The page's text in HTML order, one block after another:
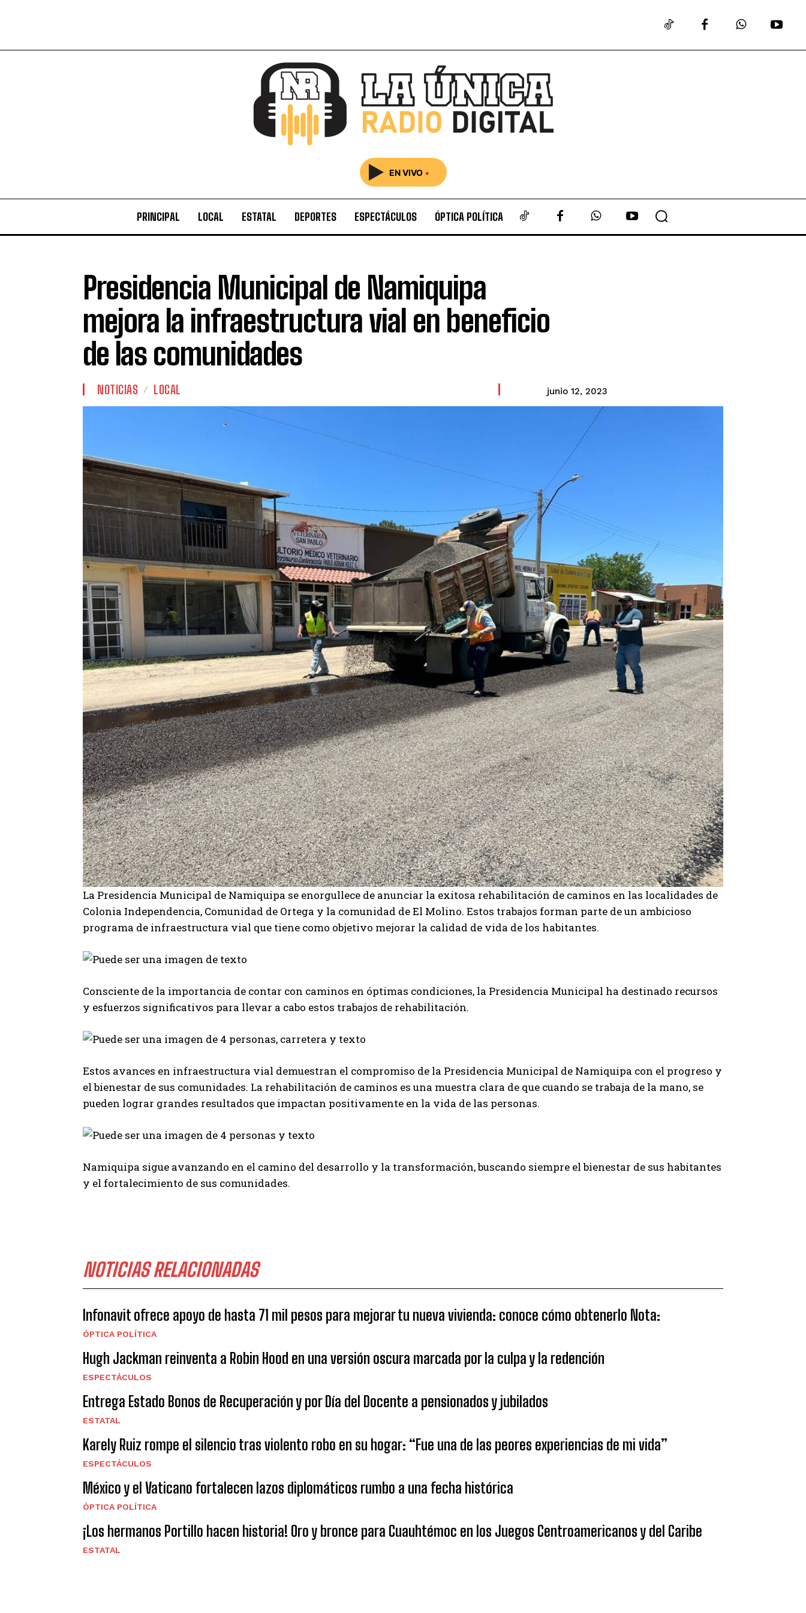
EN VIVO •
PRINCIPAL LOCAL ESTATAL DEPORTES ESPECTÁCULOS ÓPTICA POLÍTICA
Presidencia Municipal de Namiquipa
mejora la infraestructura vial en beneficio
de las comunidades
NOTICIAS LOCAL junio 12, 2023
La Presidencia Municipal de Namiquipa se enorgullece de anunciar la exitosa rehabilitación de caminos en las localidades de
Colonia Independencia, Comunidad de Ortega y la comunidad de El Molino. Estos trabajos forman parte de un ambicioso
programa de infraestructura vial que tiene como objetivo mejorar la calidad de vida de los habitantes.
Consciente de la importancia de contar con caminos en óptimas condiciones, la Presidencia Municipal ha destinado recursos
y esfuerzos significativos para llevar a cabo estos trabajos de rehabilitación.
Estos avances en infraestructura vial demuestran el compromiso de la Presidencia Municipal de Namiquipa con el progreso y
el bienestar de sus comunidades. La rehabilitación de caminos es una muestra clara de que cuando se trabaja de la mano, se
pueden lograr grandes resultados que impactan positivamente en la vida de las personas.
Namiquipa sigue avanzando en el camino del desarrollo y la transformación, buscando siempre el bienestar de sus habitantes
y el fortalecimiento de sus comunidades.
NOTICIAS RELACIONADAS
Infonavit ofrece apoyo de hasta 71 mil pesos para mejorar tu nueva vivienda: conoce cómo obtenerlo Nota:
ÓPTICA POLÍTICA
Hugh Jackman reinventa a Robin Hood en una versión oscura marcada por la culpa y la redención
ESPECTÁCULOS
Entrega Estado Bonos de Recuperación y por Día del Docente a pensionados y jubilados
ESTATAL
Karely Ruiz rompe el silencio tras violento robo en su hogar: “Fue una de las peores experiencias de mi vida”
ESPECTÁCULOS
México y el Vaticano fortalecen lazos diplomáticos rumbo a una fecha histórica
ÓPTICA POLÍTICA
¡Los hermanos Portillo hacen historia! Oro y bronce para Cuauhtémoc en los Juegos Centroamericanos y del Caribe
ESTATAL